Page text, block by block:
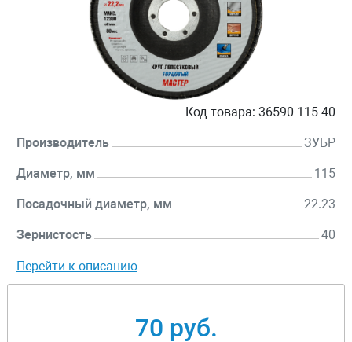
Код товара: 36590-115-40
Производитель ЗУБР
Диаметр, мм 115
Посадочный диаметр, мм 22.23
Зернистость 40
Перейти к описанию
70 руб.